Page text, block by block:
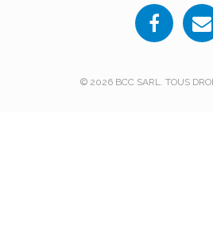
© 2026 BCC SARL. TOUS